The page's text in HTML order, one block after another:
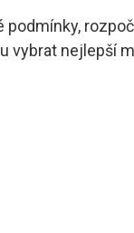
vybrat nejlepší